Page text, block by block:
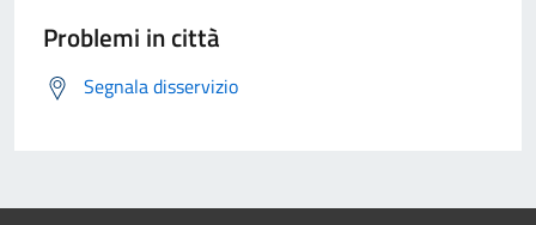
Problemi in città
Segnala disservizio